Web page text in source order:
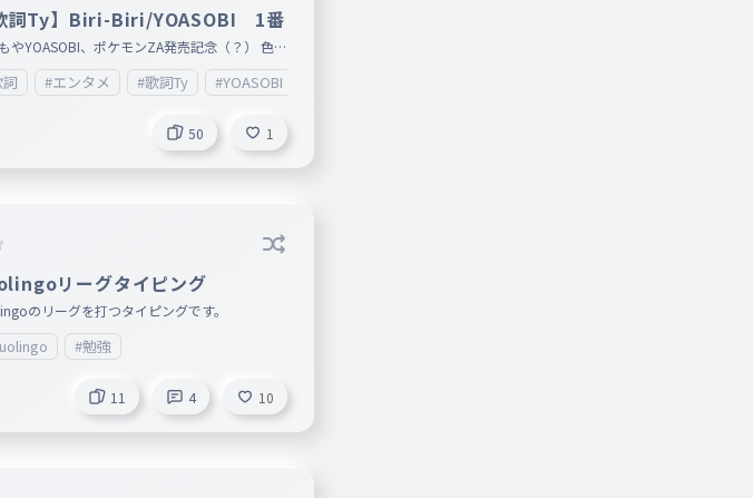
詞Ty】Biri-Biri/YOASOBI 1番
やYOASOBI、ポケモンZA発売記念（？） 色ん
のフル作ってるNicofasすごいなぁ〜
#エンタメ #歌詞Ty #YOASOBI
50 1
リーグタイピング
のリーグを打つタイピングです。
#勉強
11 4 10